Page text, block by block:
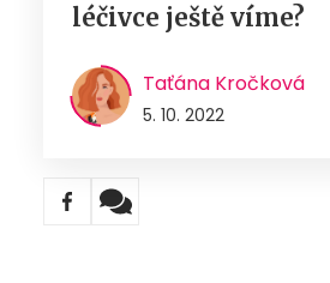
léčivce ještě víme?
Taťána Kročková
5. 10. 2022